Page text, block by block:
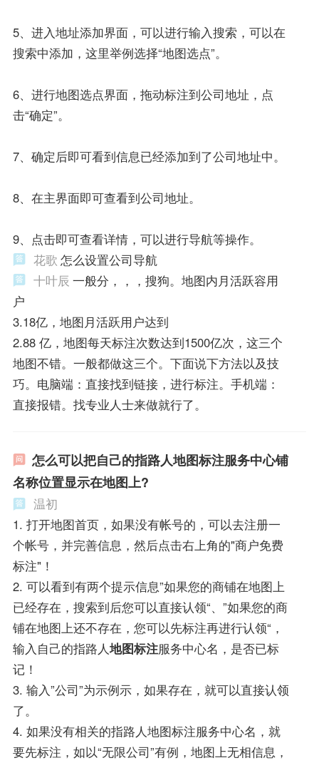
5、进入地址添加界面，可以进行输入搜索，可以在
搜索中添加，这里举例选择“地图选点”。
6、进行地图选点界面，拖动标注到公司地址，点
击“确定”。
7、确定后即可看到信息已经添加到了公司地址中。
8、在主界面即可查看到公司地址。
9、点击即可查看详情，可以进行导航等操作。
花歌 怎么设置公司导航
十叶辰 一般分，，，搜狗。地图内月活跃容用
户
3.18亿，地图月活跃用户达到
2.88 亿，地图每天标注次数达到1500亿次，这三个
地图不错。一般都做这三个。下面说下方法以及技
巧。电脑端：直接找到链接，进行标注。手机端：
直接报错。找专业人士来做就行了。
怎么可以把自己的指路人地图标注服务中心铺
名称位置显示在地图上?
温初
1. 打开地图首页，如果没有帐号的，可以去注册一
个帐号，并完善信息，然后点击右上角的"商户免费
标注"！
2. 可以看到有两个提示信息”如果您的商铺在地图上
已经存在，搜索到后您可以直接认领“、”如果您的商
铺在地图上还不存在，您可以先标注再进行认领“，
输入自己的指路人地图标注服务中心名，是否已标
记！
3. 输入”公司”为示例示，如果存在，就可以直接认领
了。
4. 如果没有相关的指路人地图标注服务中心名，就
要先标注，如以“无限公司”有例，地图上无相信息，